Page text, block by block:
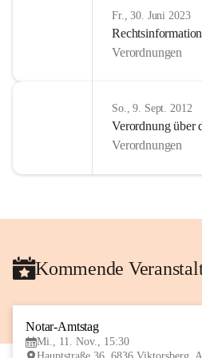
Fr., 30. Juni 2023
Verordnungen
So., 9. Sept. 2012
Verordnung über
Verordnungen
Kommende
Notar-Amtstag
Mi., 11. Nov., 15:30